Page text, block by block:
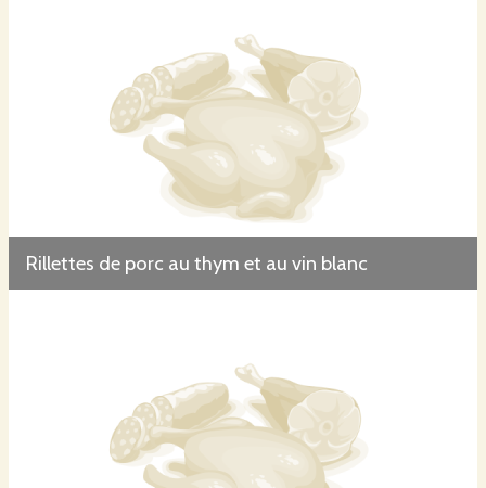
Rillettes de porc au thym et au vin blanc